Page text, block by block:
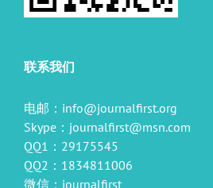
联系我们
电邮： info@journalfirst.org
Skype： journalfirst@msn.com
QQ1：29175545
QQ2：1834811006
微信：journalfirst